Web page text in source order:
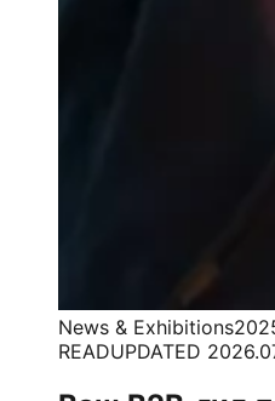
News & Exhibitions
READUPDATED